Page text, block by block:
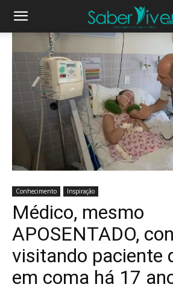
Conhecimento Inspiração
Médico, mesmo
APOSENTADO,
visitando paciente
em coma há 17